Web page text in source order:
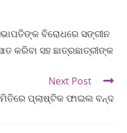
ବିରୋଧରେ ସଙ୍ଗୀନ
କରିବା ସହ ଛାତ୍ରଛାତ୍ରୀଙ୍କ
Next Post
ପ୍ଲାଷ୍ଟିକ ଫାଇଲ ବନ୍ଦ